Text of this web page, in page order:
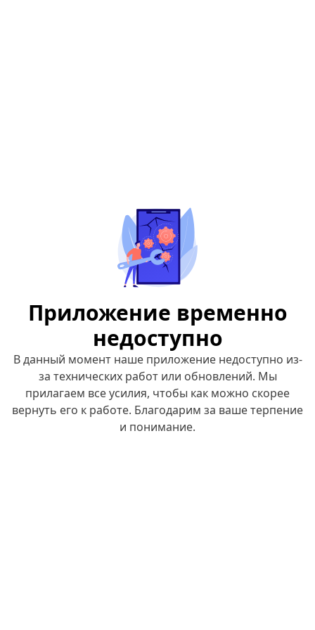
Приложение временно
недоступно
В данный момент наше приложение недоступно из-
за технических работ или обновлений. Мы
прилагаем все усилия, чтобы как можно скорее
вернуть его к работе. Благодарим за ваше терпение
и понимание.